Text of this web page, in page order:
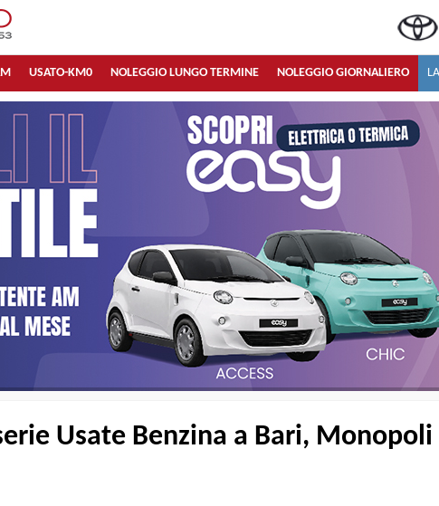
USATO-KM0 NOLEGGIO LUNGO TERMINE NOLEGGIO GIORNALIERO
Usate Benzina a Bari, Monopoli